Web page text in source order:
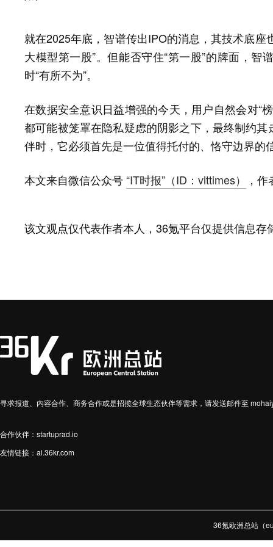
就在2025年底，智谱传出IPO的消息，其技术底
大模型第一股”。但能否守住“第一股”的牌面，
时“有所不为”。
在数据安全意识日益增强的今天，用户自然会对“
都可能被笼罩在隐私疑虑的阴影之下，最终制约
伴时，它必须首先是一位值得托付的、恪守边界的
本文来自微信公众号“IT时报”（ID：vittimes） ，
该文观点仅代表作者本人，36氪平台仅提供信息存
寻求报道、内容合作、商务合作或是招揽全球生态伙伴等需求，请发送邮件至
合作伙伴：startuprad.io
友情链接： ai.36kr.com
36氪欧洲总站（